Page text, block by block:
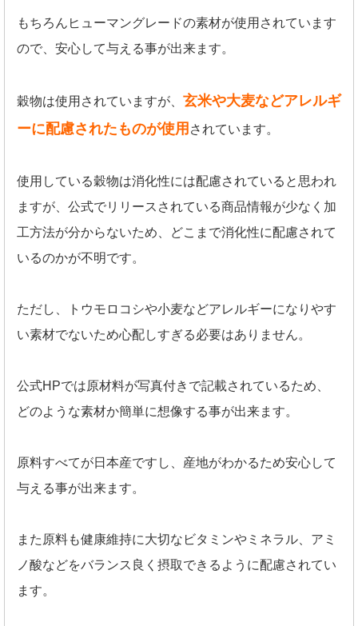
もちろんヒューマングレードの素材が使用されています
ので、安心して与える事が出来ます。
穀物は使用されていますが、 玄米や大麦などアレルギ
ーに配慮されたものが使用 されています。
使用している穀物は消化性には配慮されていると思われ
ますが、公式でリリースされている商品情報が少なく加
工方法が分からないため、どこまで消化性に配慮されて
いるのかが不明です。
ただし、トウモロコシや小麦などアレルギーになりやす
い素材でないため心配しすぎる必要はありません。
公式HPでは原材料が写真付きで記載されているため、
どのような素材か簡単に想像する事が出来ます。
原料すべてが日本産ですし、産地がわかるため安心して
与える事が出来ます。
また原料も健康維持に大切なビタミンやミネラル、アミ
ノ酸などをバランス良く摂取できるように配慮されてい
ます。